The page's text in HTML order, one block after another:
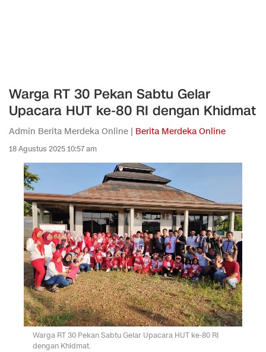
‎Warga RT 30 Pekan Sabtu Gelar
Upacara HUT ke-80 RI dengan Khidmat
Admin Berita Merdeka Online | Berita Merdeka Online
18 Agustus 2025 10:57 am
Warga RT 30 Pekan Sabtu Gelar Upacara HUT ke-80 RI
dengan Khidmat.